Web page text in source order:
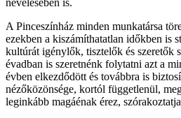
A Pinceszínház minden munkatársa
ezekben a kiszámíthatatlan időkben is
kultúrát igénylők, tisztelők és szeretők
évadban is szeretnénk folytatni azt a
évben elkezdődött és továbbra is
nézőközönsége, kortól függetlenül,
leginkább magáénak érez,